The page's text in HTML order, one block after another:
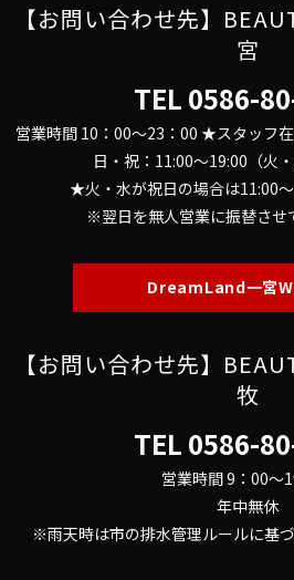
【お問い合わせ先】
宮
TEL 0586-
営業時間 10：00～23：00 ★スタッフ
日・祝：11:00～19:00（火・
★火・水が祝日の場合は11:00
※翌日を無人営業に振替させ
DreamLand一宮
【お問い合わせ先】
牧
TEL 0586-
営業時間 9：00～
年中無休
※雨天時は市の排水管理ルールに基